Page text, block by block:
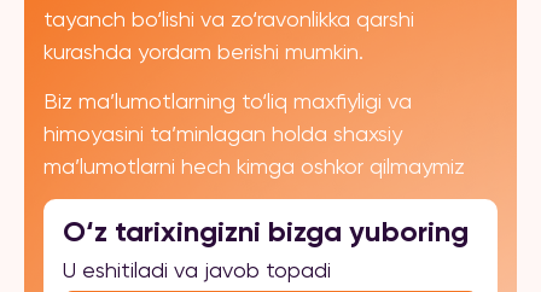
tayanch bo‘lishi va zo‘ravonlikka qarshi
kurashda yordam berishi mumkin.
Biz ma’lumotlarning to‘liq maxfiyligi va
himoyasini ta’minlagan holda shaxsiy
ma’lumotlarni hech kimga oshkor qilmaymiz
O‘z tarixingizni bizga yuboring
U eshitiladi va javob topadi